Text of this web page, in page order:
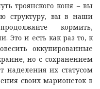
троянского коня – вы
структуру, вы в наши
кормить,
Это и есть как раз то, к
оккупированные
но с сохранением
наделения их статусом
своих марионеток в